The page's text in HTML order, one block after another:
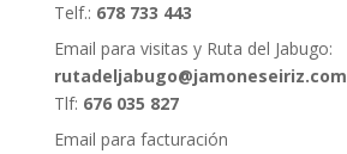
Telf.: 678 733 443
Email para visitas y Ruta del Jabugo:
rutadeljabugo@jamoneseiriz.com
Tlf: 676 035 827
Email para facturación